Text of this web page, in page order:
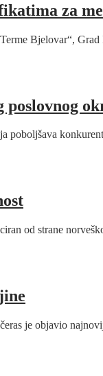
za
Bjelovar“,
poslovnog
poboljšava
od strane
je objavio